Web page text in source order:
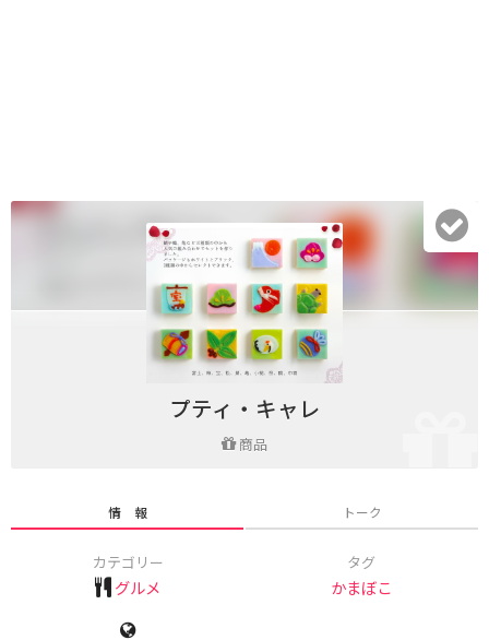
プティ・キャレ
商品
情 報 トーク
カテゴリー
グルメ
タグ
かまぼこ